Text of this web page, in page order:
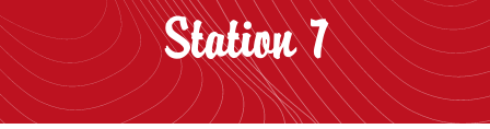
Station 7